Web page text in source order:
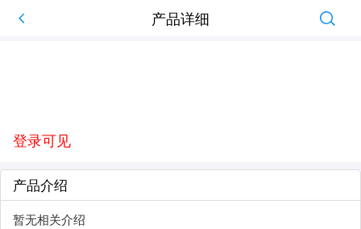
产品详细
登录可见
产品介绍
暂无相关介绍